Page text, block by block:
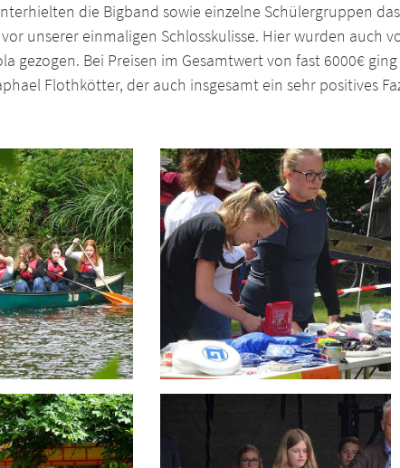
die Bigband sowie einzelne Schülergruppen
unserer einmaligen Schlosskulisse. Hier wurden auch
gezogen. Bei Preisen im Gesamtwert von fast 6000€ ging
Flothkötter, der auch insgesamt ein sehr positives